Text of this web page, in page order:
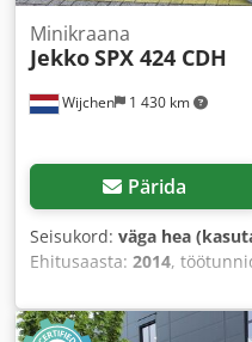
Wijchen 1 430 km
Minikraana
JekkoSPX 424 CDH
Pärida
Seisukord: väga hea
Ehitusaasta: 2014,